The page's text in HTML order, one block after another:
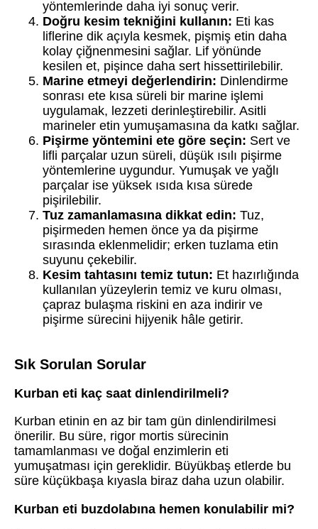
yöntemlerinde daha iyi sonuç verir.
Doğru kesim tekniğini kullanın: Eti kas
liflerine dik açıyla kesmek, pişmiş etin daha
kolay çiğnenmesini sağlar. Lif yönünde
kesilen et, pişince daha sert hissettirilebilir.
Marine etmeyi değerlendirin: Dinlendirme
sonrası ete kısa süreli bir marine işlemi
uygulamak, lezzeti derinleştirebilir. Asitli
marineler etin yumuşamasına da katkı sağlar.
Pişirme yöntemini ete göre seçin: Sert ve
lifli parçalar uzun süreli, düşük ısılı pişirme
yöntemlerine uygundur. Yumuşak ve yağlı
parçalar ise yüksek ısıda kısa sürede
pişirilebilir.
Tuz zamanlamasına dikkat edin: Tuz,
pişirmeden hemen önce ya da pişirme
sırasında eklenmelidir; erken tuzlama etin
suyunu çekebilir.
Kesim tahtasını temiz tutun: Et hazırlığında
kullanılan yüzeylerin temiz ve kuru olması,
çapraz bulaşma riskini en aza indirir ve
pişirme sürecini hijyenik hâle getirir.
Sık Sorulan Sorular
Kurban eti kaç saat dinlendirilmeli?
Kurban etinin en az bir tam gün dinlendirilmesi
önerilir. Bu süre, rigor mortis sürecinin
tamamlanması ve doğal enzimlerin eti
yumuşatması için gereklidir. Büyükbaş etlerde bu
süre küçükbaşa kıyasla biraz daha uzun olabilir.
Kurban eti buzdolabına hemen konulabilir mi?